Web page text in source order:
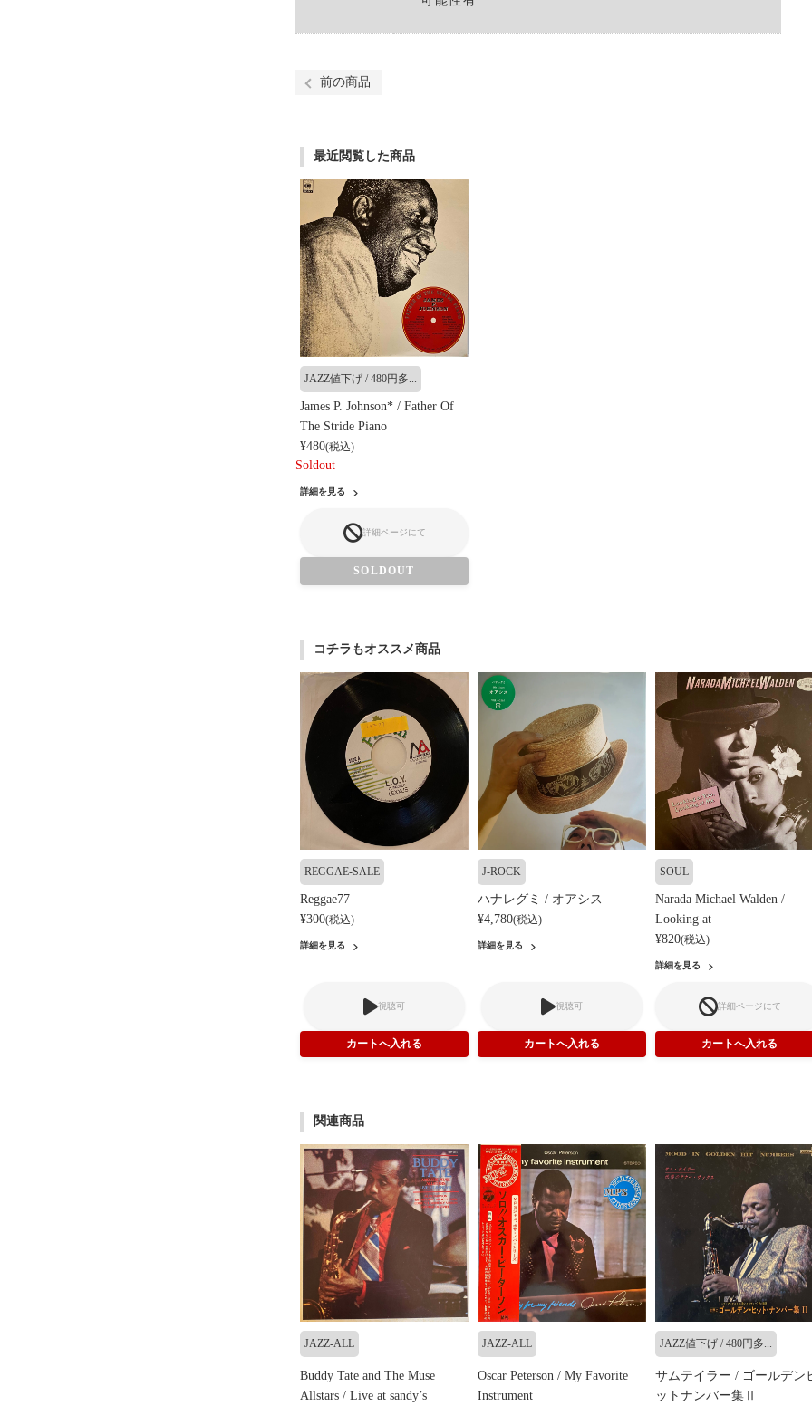
前の商品
最近閲覧した商品
JAZZ値下げ / 480円多...
James P. Johnson* / Father Of
The Stride Piano
¥480(税込)
Soldout
詳細を見る
詳細ページにて
SOLDOUT
コチラもオススメ商品
REGGAE-SALE
Reggae77
¥300(税込)
詳細を見る
視聴可
J-ROCK
ハナレグミ / オアシス
¥4,780(税込)
詳細を見る
視聴可
SOUL
Narada Michael Walden /
Looking at
¥820(税込)
詳細を見る
詳細ページにて
関連商品
JAZZ-ALL
Buddy Tate and The Muse
Allstars / Live at sandy’s
JAZZ-ALL
Oscar Peterson / My Favorite
Instrument
JAZZ値下げ / 480円多...
サムテイラー / ゴールデン
ットナンバー集Ⅱ